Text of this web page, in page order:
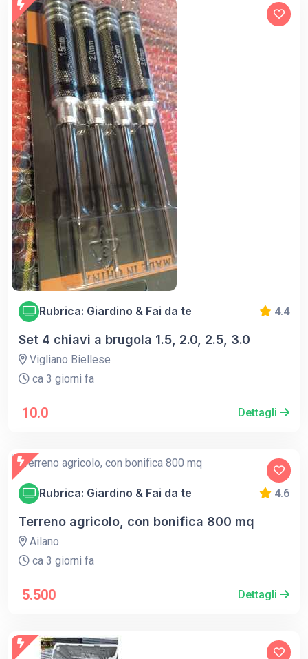
Rubrica: Giardino & Fai da te 4.4
Set 4 chiavi a brugola 1.5, 2.0, 2.5, 3.0
Vigliano Biellese
ca 3 giorni fa
10.0 Dettagli
Rubrica: Giardino & Fai da te 4.6
Terreno agricolo, con bonifica 800 mq
Ailano
ca 3 giorni fa
5.500 Dettagli